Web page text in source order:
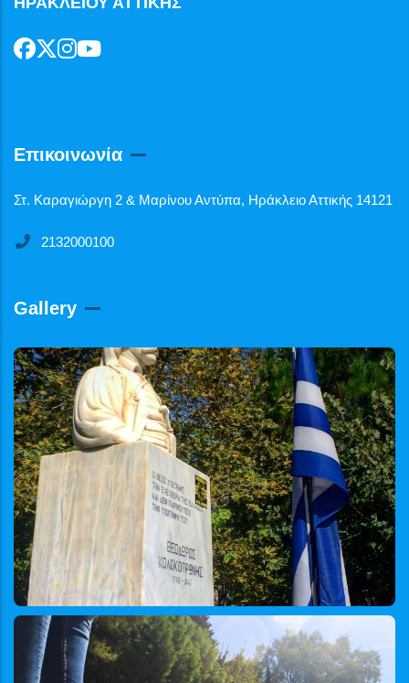
Επικοινωνία
Στ. Καραγιώργη 2 & Μαρίνου Αντύπα, Ηράκλειο Αττικής 14121
2132000100
Gallery